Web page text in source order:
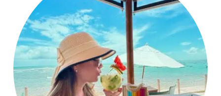
Renata Fernandes